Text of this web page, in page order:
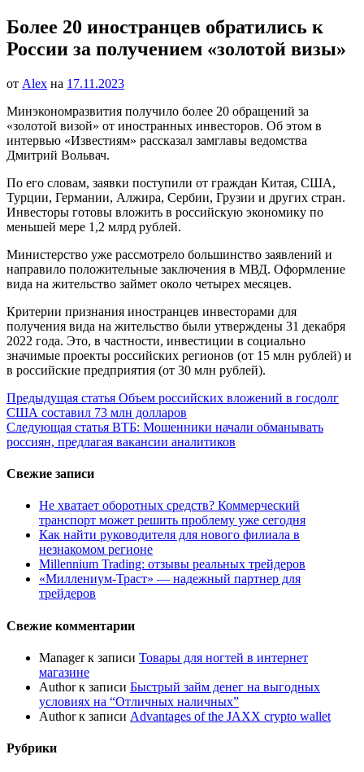
Более 20 иностранцев обратились к
России за получением «золотой визы»
от Alex на 17.11.2023
Минэкономразвития получило более 20 обращений за
«золотой визой» от иностранных инвесторов. Об этом в
интервью «Известиям» рассказал замглавы ведомства
Дмитрий Вольвач.
По его словам, заявки поступили от граждан Китая, США,
Турции, Германии, Алжира, Сербии, Грузии и других стран.
Инвесторы готовы вложить в российскую экономику по
меньшей мере 1,2 млрд рублей.
Министерство уже рассмотрело большинство заявлений и
направило положительные заключения в МВД. Оформление
вида на жительство займет около четырех месяцев.
Критерии признания иностранцев инвесторами для
получения вида на жительство были утверждены 31 декабря
2022 года. Это, в частности, инвестиции в социально
значимые проекты российских регионов (от 15 млн рублей) и
в российские предприятия (от 30 млн рублей).
Продолжить
чтение
Предыдущая статья Объем российских вложений в госдолг
США составил 73 млн долларов
Следующая статья ВТБ: Мошенники начали обманывать
россиян, предлагая вакансии аналитиков
Свежие записи
Не хватает оборотных средств? Коммерческий
транспорт может решить проблему уже сегодня
Как найти руководителя для нового филиала в
незнакомом регионе
Millennium Trading: отзывы реальных трейдеров
«Миллениум-Траст» — надежный партнер для
трейдеров
Свежие комментарии
Managerк записи Товары для ногтей в интернет
магазине
Authorк записи Быстрый займ денег на выгодных
условиях на “Отличных наличных”
Authorк записи Advantages of the JAXX crypto wallet
Рубрики